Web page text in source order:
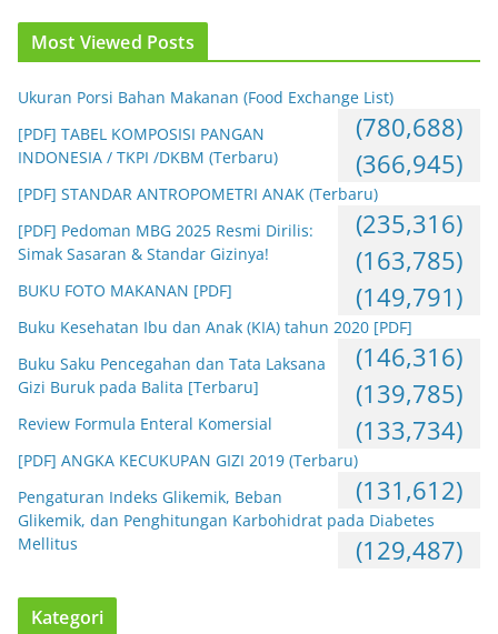
Most Viewed Posts
Ukuran Porsi Bahan Makanan (Food Exchange List)
(780,688)
[PDF] TABEL KOMPOSISI PANGAN
INDONESIA / TKPI /DKBM (Terbaru)
(366,945)
[PDF] STANDAR ANTROPOMETRI ANAK (Terbaru)
(235,316)
[PDF] Pedoman MBG 2025 Resmi Dirilis:
Simak Sasaran & Standar Gizinya!
(163,785)
BUKU FOTO MAKANAN [PDF] (149,791)
Buku Kesehatan Ibu dan Anak (KIA) tahun 2020 [PDF]
(146,316)
Buku Saku Pencegahan dan Tata Laksana
Gizi Buruk pada Balita [Terbaru]
(139,785)
Review Formula Enteral Komersial (133,734)
[PDF] ANGKA KECUKUPAN GIZI 2019 (Terbaru)
(131,612)
Pengaturan Indeks Glikemik, Beban
Glikemik, dan Penghitungan Karbohidrat pada Diabetes
Mellitus
(129,487)
Kategori